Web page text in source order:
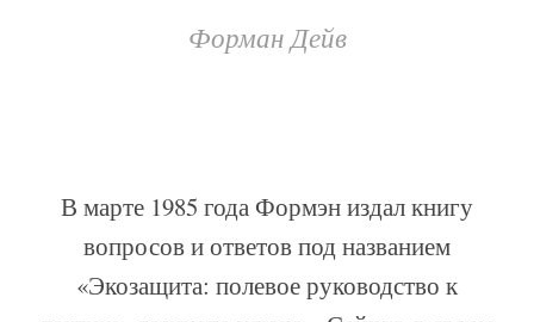
Форман Дейв
В марте 1985 года Формэн издал книгу
вопросов и ответов под названием
«Экозащита: полевое руководство к